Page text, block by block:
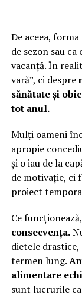
De aceea,
de sezon sau
vacanță. În
vară”, ci despre
sănătate și
tot anul.
Mulți oameni
apropie
și o iau de la
de motivație, ci
proiect
Ce
consecvența.
dietele
termen lung.
alimentare
sunt lucrurile